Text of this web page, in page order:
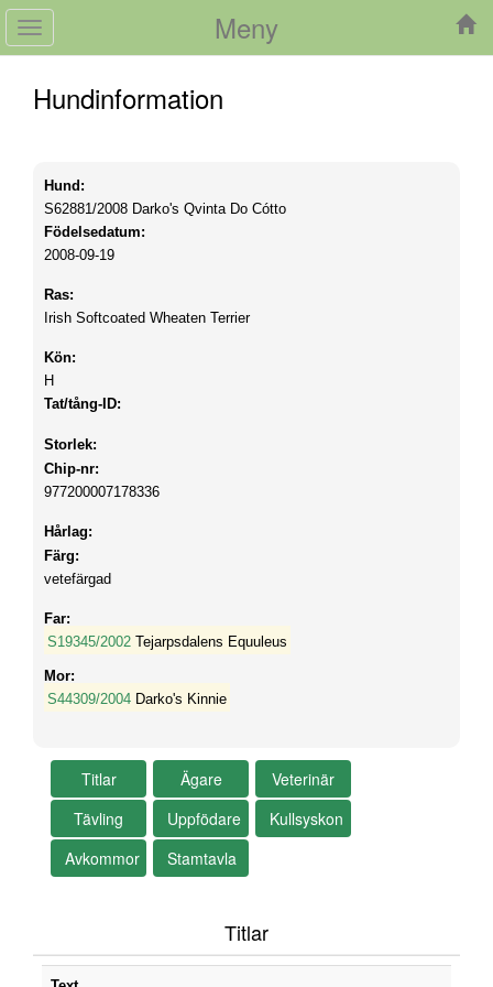
Meny
Toggle
navigation
Hundinformation
Hund:
S62881/2008 Darko's Qvinta Do Cótto
Födelsedatum:
2008-09-19
Ras:
Irish Softcoated Wheaten Terrier
Kön:
H
Tat/tång-ID:
Storlek:
Chip-nr:
977200007178336
Hårlag:
Färg:
vetefärgad
Far:
S19345/2002 Tejarpsdalens Equuleus
Mor:
S44309/2004 Darko's Kinnie
Titlar